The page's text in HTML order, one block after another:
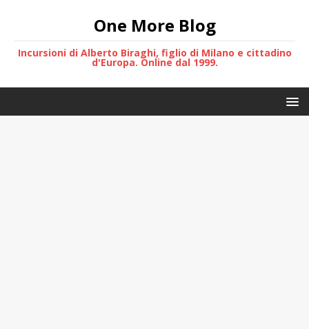
One More Blog
Incursioni di Alberto Biraghi, figlio di Milano e cittadino
d'Europa. Online dal 1999.